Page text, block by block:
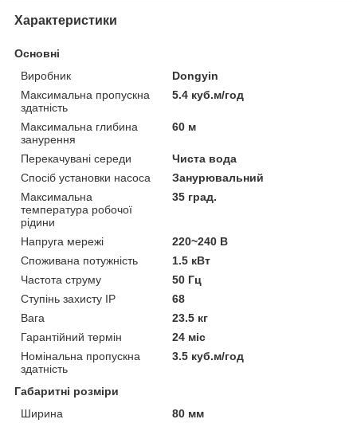
Характеристики
Основні
Виробник
Dongyin
Максимальна пропускна
здатність
5.4 куб.м/год
Максимальна глибина
занурення
60 м
Перекачувані середи
Чиста вода
Спосіб установки насоса
Занурювальний
Максимальна
температура робочої
рідини
35 град.
Напруга мережі
220~240 В
Споживана потужність
1.5 кВт
Частота струму
50 Гц
Ступінь захисту IP
68
Вага
23.5 кг
Гарантійний термін
24 міс
Номінальна пропускна
здатність
3.5 куб.м/год
Габаритні розміри
Ширина
80 мм